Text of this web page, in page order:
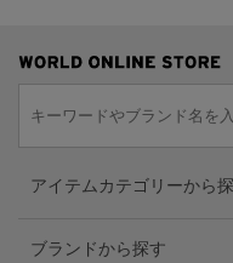
アイテムカテゴリーから
ブランドから探す